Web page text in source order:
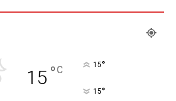
15 °C 15°
15°